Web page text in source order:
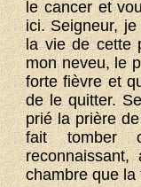
le cancer et
ici. Seigneur,
la vie de cette
mon neveu, le
forte fièvre et
de le quitter.
prié la prière
fait tomber
chambre que